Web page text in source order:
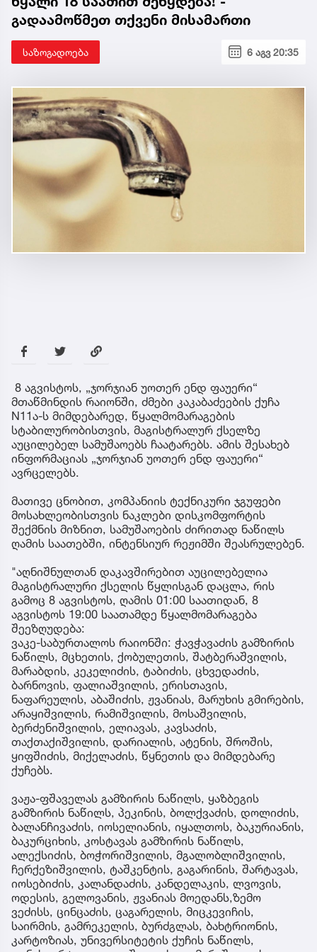
გადაამოწმეთ თქვენი მისამართი
საზოგადოება 6 აგვ 20:35
8 აგვისტოს, „ჯორჯიან უოთერ ენდ ფაუერი“
მთაწმინდის რაიონში, ძმები კაკაბაძეების ქუჩა
N11ა-ს მიმდებარედ, წყალმომარაგების
სტაბილურობისთვის, მაგისტრალურ ქსელზე
აუცილებელ სამუშაოებს ჩაატარებს. ამის შესახებ
ინფორმაციას „ჯორჯიან უოთერ ენდ ფაუერი“
ავრცელებს.
მათივე ცნობით, კომპანიის ტექნიკური ჯგუფები
მოსახლეობისთვის ნაკლები დისკომფორტის
შექმნის მიზნით, სამუშაოების ძირითად ნაწილს
ღამის საათებში, ინტენსიურ რეჟიმში შეასრულებენ.
"აღნიშნულთან დაკავშირებით აუცილებელია
მაგისტრალური ქსელის წყლისგან დაცლა, რის
გამოც 8 აგვისტოს, ღამის 01:00 საათიდან, 8
აგვისტოს 19:00 საათამდე წყალმომარაგება
შეეზღუდება:
ვაკე-საბურთალოს რაიონში: ჭავჭავაძის გამზირის
ნაწილს, მცხეთის, ქობულეთის, შატბერაშვილის,
მარაბდის, კეკელიძის, ტაბიძის, ცხვედაძის,
ბარნოვის, ფალიაშვილის, ერისთავის,
ნაფარეულის, აბაშიძის, ჟვანიას, მარუხის გმირების,
არაყიშვილის, რამიშვილის, მოსაშვილის,
ბერძენიშვილის, ელიავას, კავსაძის,
თაქთაქიშვილის, დარიალის, ატენის, შროშის,
ყიფშიძის, მიქელაძის, წყნეთის და მიმდებარე
ქუჩებს.
ვაჟა-ფშაველას გამზირის ნაწილს, ყაზბეგის
გამზირის ნაწილს, პეკინის, ბოლქვაძის, დოლიძის,
ბალანჩივაძის, იოსელიანის, იყალთოს, ბაკურიანის,
ბაკურციხის, კოსტავას გამზირის ნაწილს,
ალექსიძის, ბოჭორიშვილის, მგალობლიშვილის,
ჩერქეზიშვილის, ტაშკენტის, გაგარინის, შარტავას,
იოსებიძის, კალანდაძის, კანდელაკის, ლვოვის,
ოდესის, გელოვანის, ჟვანიას მოედანს,ზემო
ვეძისს, ცინცაძის, ცაგარელის, მიცკევიჩის,
საირმის, გამრეკელის, ბურძგლას, ბახტრიონის,
კარტოზიას, უნივერსიტეტის ქუჩის ნაწილს,